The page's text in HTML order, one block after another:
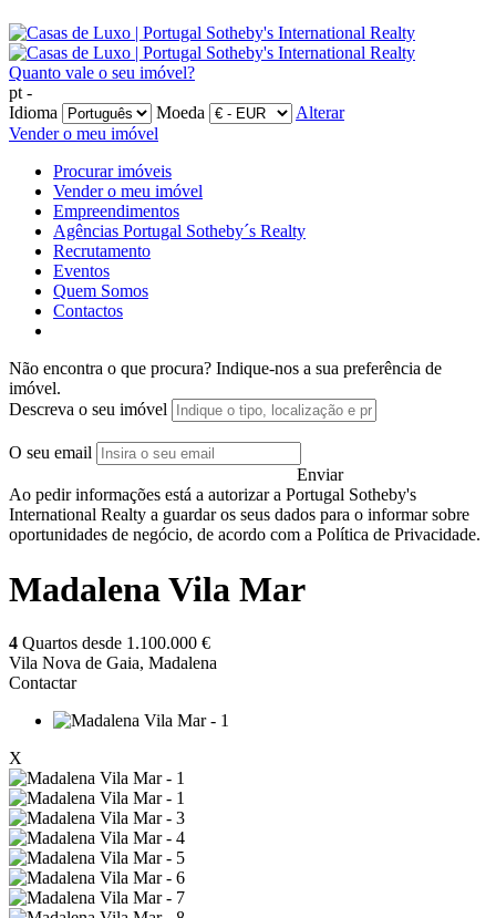
Quanto vale o seu imóvel?
pt -
Idioma
Moeda
Alterar
Vender o meu imóvel
Procurar imóveis
Vender o meu imóvel
Empreendimentos
Agências Portugal Sotheby´s Realty
Recrutamento
Eventos
Quem Somos
Contactos
Não encontra o que procura? Indique-nos a sua preferência de
imóvel.
Descreva o seu imóvel
O seu email
Enviar
Ao pedir informações está a autorizar a Portugal Sotheby's
International Realty a guardar os seus dados para o informar sobre
oportunidades de negócio, de acordo com a Política de Privacidade.
Madalena Vila Mar
4 Quartos desde 1.100.000 €
Vila Nova de Gaia, Madalena
Contactar
X